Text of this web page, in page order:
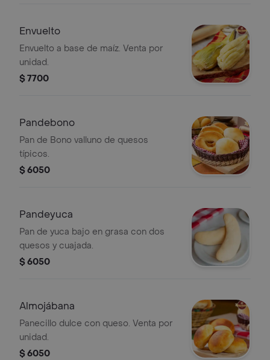
Envuelto
Envuelto a base de maíz. Venta por
unidad.
$ 7700
Pandebono
Pan de Bono valluno de quesos
típicos.
$ 6050
Pandeyuca
Pan de yuca bajo en grasa con dos
quesos y cuajada.
$ 6050
Almojábana
Panecillo dulce con queso. Venta por
unidad.
$ 6050